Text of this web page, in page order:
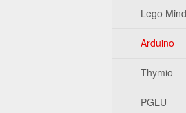
Code.org
Tiger
Algorithmen
Sonic-Pi
Lego
Arduino
Thymio
PGLU